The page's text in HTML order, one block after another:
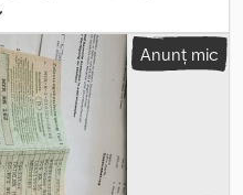
mm
, Dotări:ABS, aer
bucătărie la bord, parc
sistem de imobilizare,
vehicul pentru
oportunitate specială: un
construit pe cel mai recent
Sprinter 6x6. Acest șasiu este
Anunț mic